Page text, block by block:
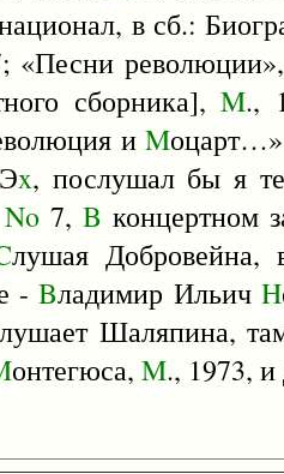
в сб.:
«Песни
сборника],M.,
и M
x, послушал бы я
No7, B концертном
лушая Добровейна,
-Bладимир ИльичH
Шаляпина,
онтегюса, M., 1973, и